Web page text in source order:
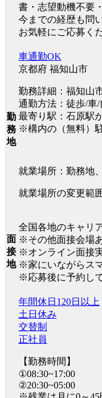
書・志望動機不要
今までの経歴も問
お気軽にご応募く
勤
務
地
車通勤OK
京都府 福知山市
勤務詳細：福知山
通勤方法：徒歩/車/
最寄り駅：石原駅
※構内の（無料）
就業場所：勤務地
就業場所の変更範
面
接
地
全国各地のキャリ
※その他面接会場
※オンライン面接
※家にいながらス
※応募後に予約し
年間休日120日以上
土日休み
交替制
正社員
【勤務時間】
①08:30~17:00
②20:30~05:00